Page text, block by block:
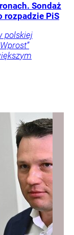
Sondaż
rozpadzie PiS
polskiej